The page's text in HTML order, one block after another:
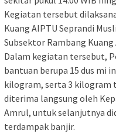
‎Kegiatan tersebut
Kuang AIPTU Seprandi
Subsektor Rambang
‎Dalam kegiatan tersebut,
bantuan berupa 15 dus mi
kilogram, serta 3 kilogram
diterima langsung oleh
Amrul, untuk selanjutnya
terdampak banjir.